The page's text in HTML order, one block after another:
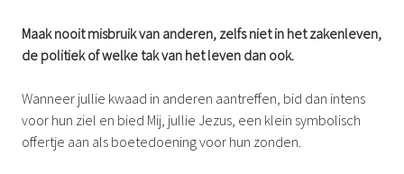
Maak nooit misbruik van anderen, zelfs niet in het zakenleven,
de politiek of welke tak van het leven dan ook.
Wanneer jullie kwaad in anderen aantreffen, bid dan intens
voor hun ziel en bied Mij, jullie Jezus, een klein symbolisch
offertje aan als boetedoening voor hun zonden.